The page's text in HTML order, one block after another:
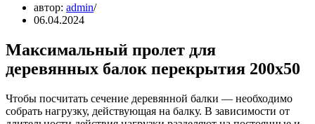
автор: admin
06.04.2024
Максимальный пролет для
деревянных балок перекрытия 200х50
Чтобы посчитать сечение деревянной балки — необходимо
собрать нагрузку, действующая на балку. В зависимости от